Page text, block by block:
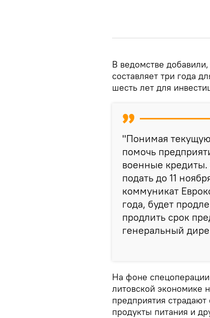
В ведомстве
составляет три года
шесть лет для
"Понимая
помочь
военные кредиты.
подать до 11
коммуникат
года, будет
продлить срок
генеральный
На фоне
литовской экономике
предприятия
продукты питания и